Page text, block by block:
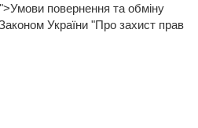
повернення та обміну
України "Про захист прав